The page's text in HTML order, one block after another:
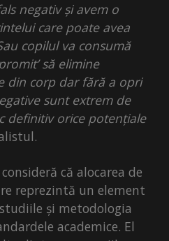
negativ și avem o
care poate avea
copilul va consumă
să elimine
din corp dar fără a opri
sunt extrem de
definitiv orice potențiale
că alocarea de
reprezintă un element
și metodologia
academice. El